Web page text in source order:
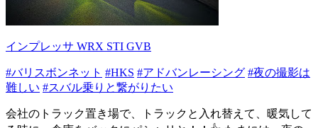
インプレッサ WRX STI GVB
#バリスボンネット #HKS #アドバンレーシング #夜の撮影は
難しい #スバル乗りと繋がりたい
会社のトラック置き場で、トラックと入れ替えて、暖気して